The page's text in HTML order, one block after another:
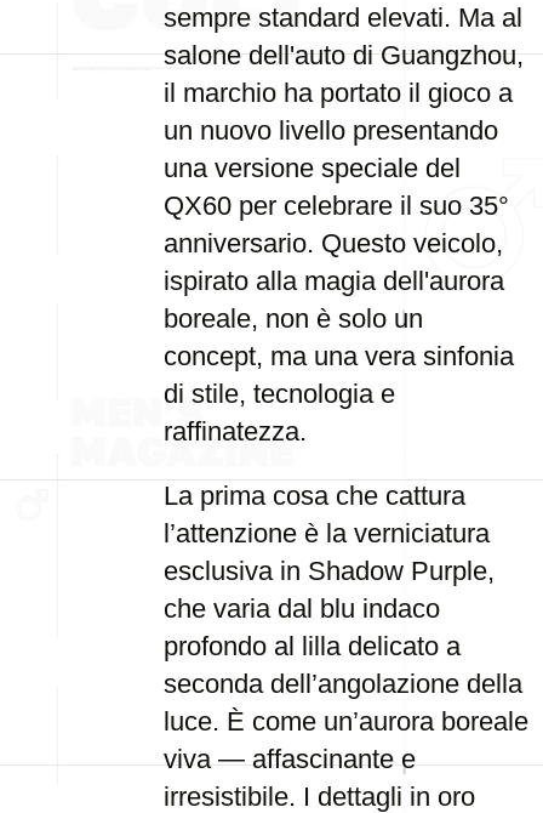
sempre standard elevati. Ma al
salone dell'auto di Guangzhou,
il marchio ha portato il gioco a
un nuovo livello presentando
una versione speciale del
QX60 per celebrare il suo 35°
anniversario. Questo veicolo,
ispirato alla magia dell'aurora
boreale, non è solo un
concept, ma una vera sinfonia
di stile, tecnologia e
raffinatezza.
La prima cosa che cattura
l’attenzione è la verniciatura
esclusiva in Shadow Purple,
che varia dal blu indaco
profondo al lilla delicato a
seconda dell’angolazione della
luce. È come un’aurora boreale
viva — affascinante e
irresistibile. I dettagli in oro